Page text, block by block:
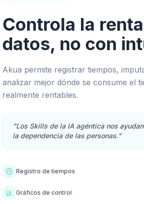
Controla la
datos, no con
Akua permite registrar tiempos,
analizar mejor dónde se consume el
realmente rentables.
"Los Skills de la IA agéntica nos
la dependencia de las personas."
Registro de tiempos
Gráficos de control